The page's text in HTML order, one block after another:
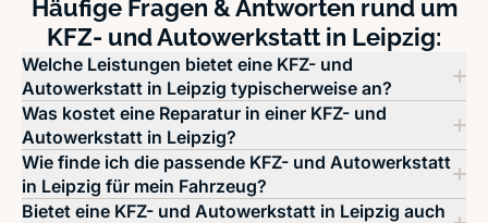
Häufige Fragen & Antworten rund um
KFZ- und Autowerkstatt in Leipzig:
Welche Leistungen bietet eine KFZ- und
Autowerkstatt in Leipzig typischerweise an?
Was kostet eine Reparatur in einer KFZ- und
Autowerkstatt in Leipzig?
Wie finde ich die passende KFZ- und Autowerkstatt
in Leipzig für mein Fahrzeug?
Bietet eine KFZ- und Autowerkstatt in Leipzig auch